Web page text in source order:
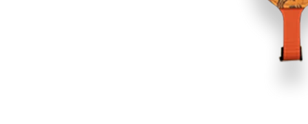
dirait que vous n'avez encore rien ajouté.